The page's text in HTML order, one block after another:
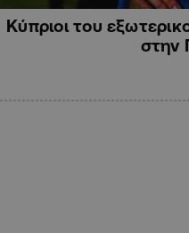
Κύπριοι του
στην